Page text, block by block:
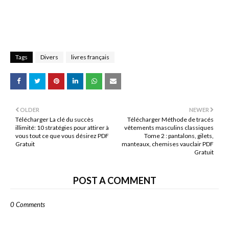
Tags Divers livres français
NEWER
Télécharger Méthode de tracés
vêtements masculins classiques
Tome 2 : pantalons, gilets,
manteaux, chemises vauclair PDF
Gratuit
OLDER
Télécharger La clé du succès
illimité: 10 stratégies pour attirer à
vous tout ce que vous désirez PDF
Gratuit
POST A COMMENT
0 Comments